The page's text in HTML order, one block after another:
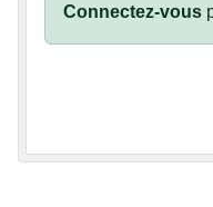
Connectez-vous